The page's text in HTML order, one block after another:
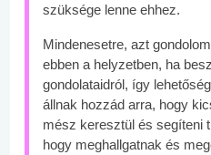
szüksége lenne ehhez.
Mindenesetre, azt
ebben a helyzetben, ha
gondolataidról, így
állnak hozzád arra, hogy
mész keresztül és segíteni
hogy meghallgatnak és